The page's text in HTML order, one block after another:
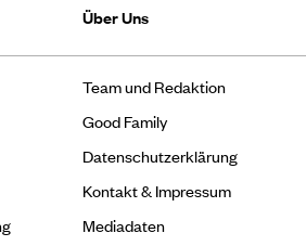
Über Uns
Team und Redaktion
Good Family
Datenschutzerklärung
Kontakt & Impressum
Mediadaten